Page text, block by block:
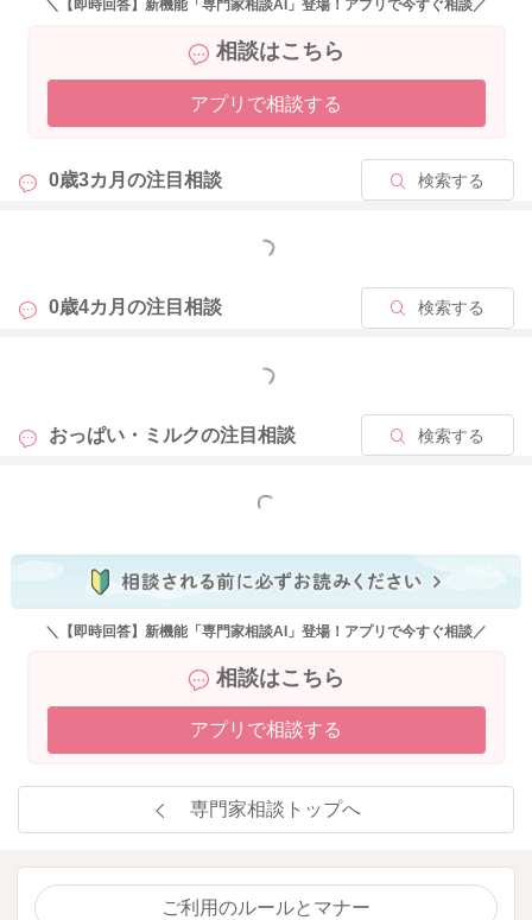
＼【即時回答】新機能「専門家相談AI」登場！アプリで今すぐ相談／
相談はこちら
アプリで相談する
0歳3カ月の注目相談 検索する
もっと見る
0歳4カ月の注目相談 検索する
もっと見る
おっぱい・ミルクの注目相談 検索する
もっと見る
＼【即時回答】新機能「専門家相談AI」登場！アプリで今すぐ相談／
相談はこちら
アプリで相談する
専門家相談トップへ
ご利用のルールとマナー